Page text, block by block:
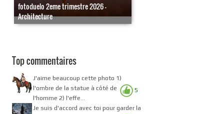
fotoduelo 2eme trimestre 2026 -
Architecture
Top commentaires
5
J'aime beaucoup cette photo 1)
l'ombre de la statue à côté de
l'homme 2) l'effe...
Je suis d'accord avec toi pour garder la